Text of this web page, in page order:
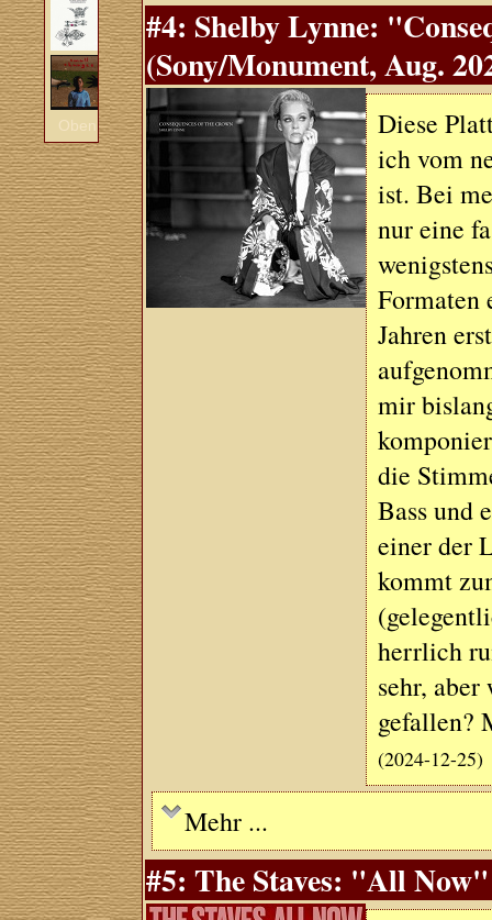
Oben
#4: Shelby Lynne:
(Sony/Monument, Aug.
Diese
ich vom
ist. Bei
nur eine
Formaten
Jahren
mir
die
Bass und
einer der
kommt
herrlich
sehr,
gefallen?
(2024-12-25)
Mehr ...
#5: The Staves: "All